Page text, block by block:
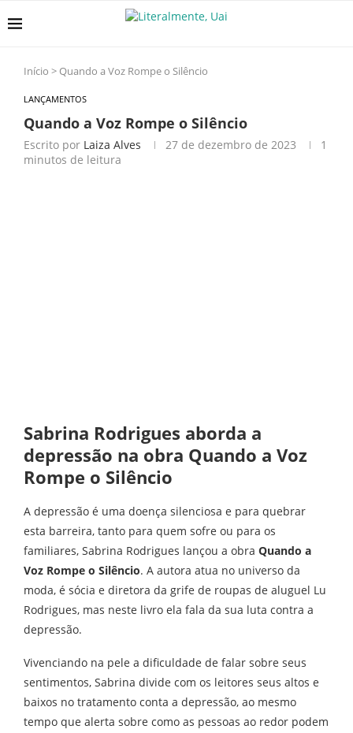
Início > Quando a Voz Rompe o Silêncio
LANÇAMENTOS
Quando a Voz Rompe o Silêncio
Escrito por Laiza Alves 27 de dezembro de 2023
1
minutos de leitura
Sabrina Rodrigues aborda a
depressão na obra Quando a Voz
Rompe o Silêncio
A depressão é uma doença silenciosa e para quebrar
esta barreira, tanto para quem sofre ou para os
familiares, Sabrina Rodrigues lançou a obra Quando a
Voz Rompe o Silêncio. A autora atua no universo da
moda, é sócia e diretora da grife de roupas de aluguel Lu
Rodrigues, mas neste livro ela fala da sua luta contra a
depressão.
Vivenciando na pele a dificuldade de falar sobre seus
sentimentos, Sabrina divide com os leitores seus altos e
baixos no tratamento conta a depressão, ao mesmo
tempo que alerta sobre como as pessoas ao redor podem